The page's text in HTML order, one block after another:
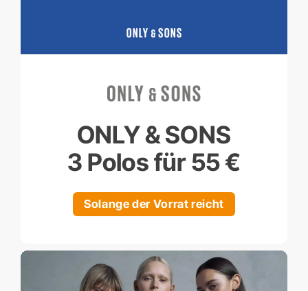
ONLY & SONS
3 Polos für 55 €
Solange der Vorrat reicht